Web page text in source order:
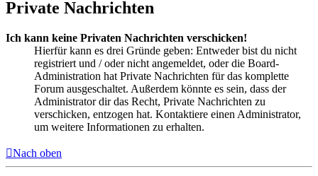
Private Nachrichten
Ich kann keine Privaten Nachrichten verschicken!
Hierfür kann es drei Gründe geben: Entweder bist du nicht
registriert und / oder nicht angemeldet, oder die Board-
Administration hat Private Nachrichten für das komplette
Forum ausgeschaltet. Außerdem könnte es sein, dass der
Administrator dir das Recht, Private Nachrichten zu
verschicken, entzogen hat. Kontaktiere einen Administrator,
um weitere Informationen zu erhalten.
Nach oben